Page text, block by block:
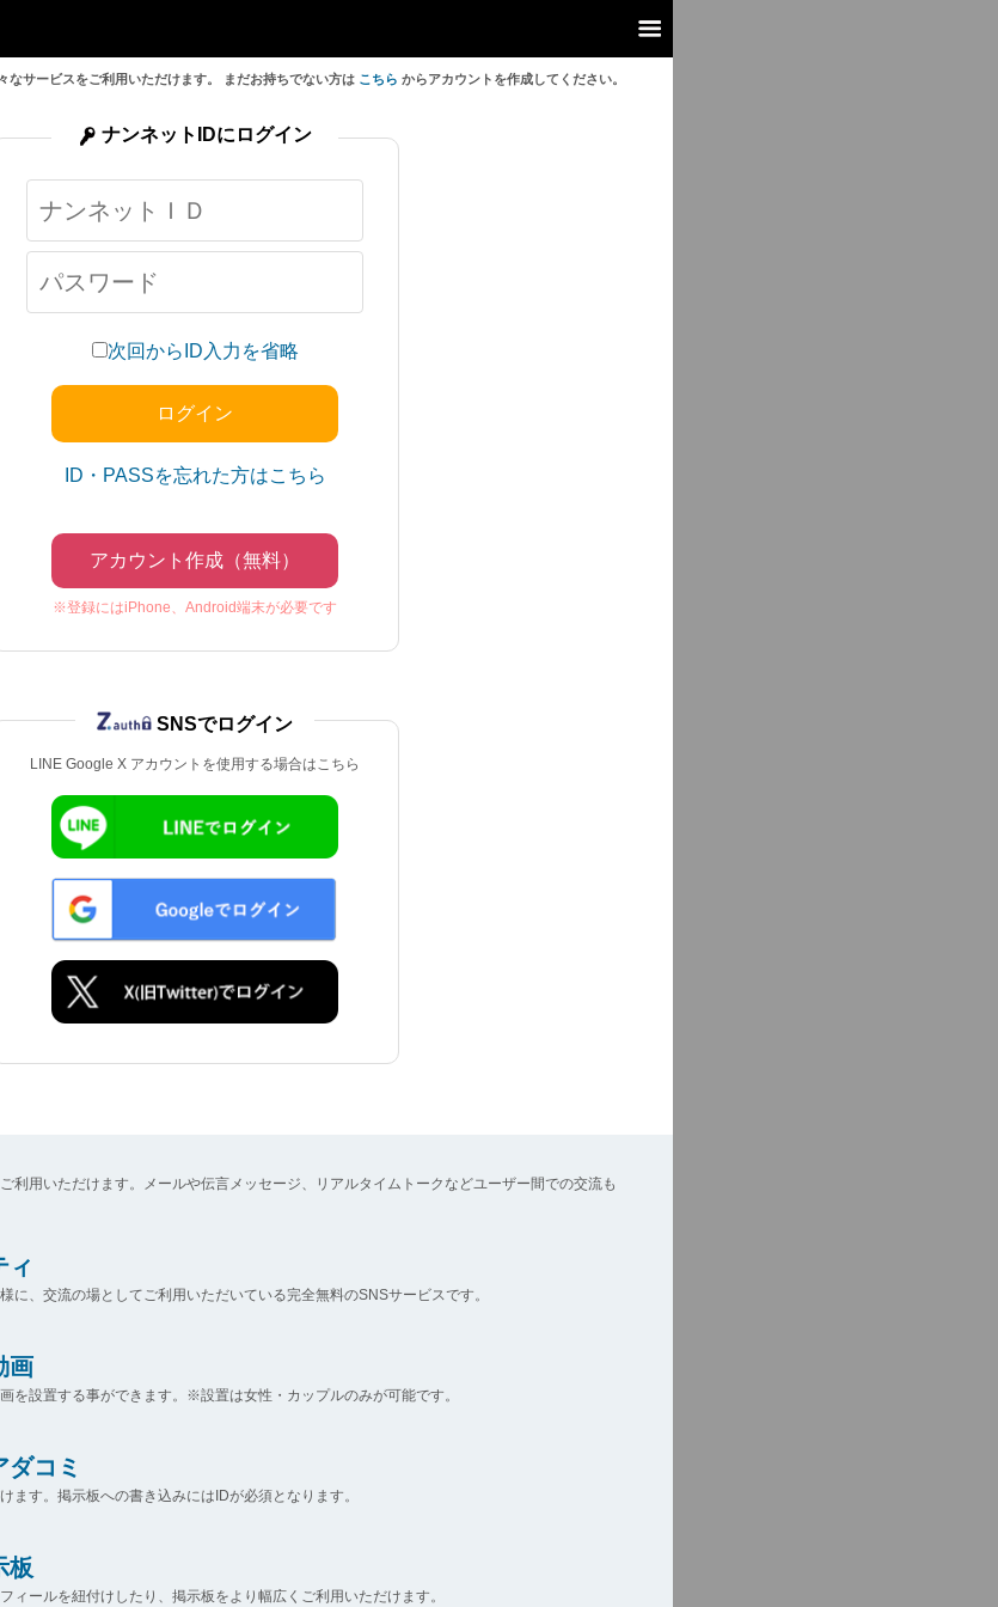
なサービスをご利用いただけます。 まだお持ちでない方は こちら からアカウントを作成してください。
次回からID入力を省略
ID・PASSを忘れた方はこちら
アカウント作成（無料）
※登録にはiPhone、Android端末が必要です
ナンネットIDにログイン
LINE Google X アカウントを使用する場合はこちら
SNSでログイン
利用いただけます。メールや伝言メッセージ、リアルタイムトークなどユーザー間での交流も
ィ
に、交流の場としてご利用いただいている完全無料のSNSサービスです。
画
を設置する事ができます。※設置は女性・カップルのみが可能です。
ダコミ
ます。掲示板への書き込みにはIDが必須となります。
板
ィールを紐付けしたり、掲示板をより幅広くご利用いただけます。